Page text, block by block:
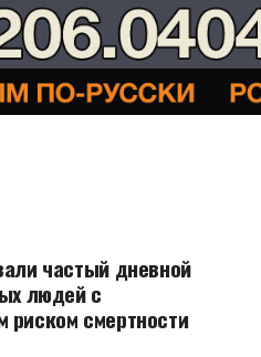
частый дневной
людей с
смертности